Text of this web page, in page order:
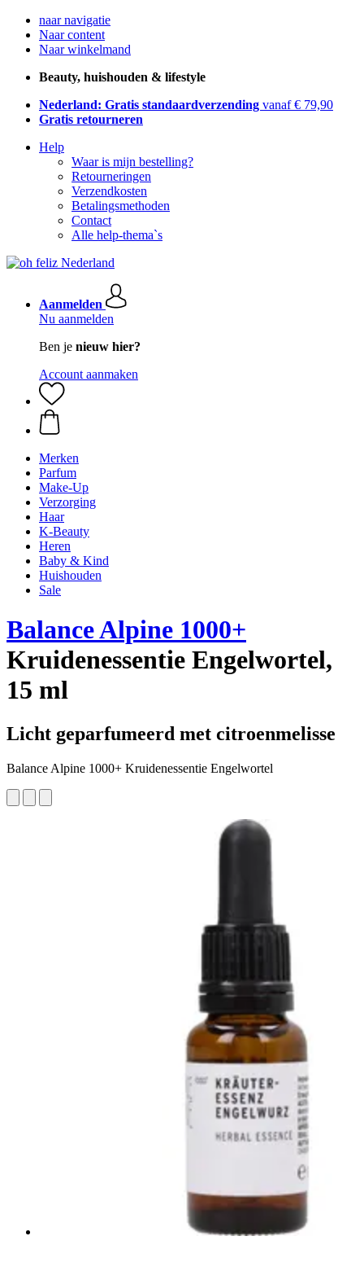
naar navigatie
Naar content
Naar winkelmand
Beauty, huishouden & lifestyle
Nederland: Gratis standaardverzending vanaf € 79,90
Gratis retourneren
Help
Waar is mijn bestelling?
Retourneringen
Verzendkosten
Betalingsmethoden
Contact
Alle help-thema`s
Aanmelden
Nu aanmelden
Ben je nieuw hier?
Account aanmaken
Merken
Parfum
Make-Up
Verzorging
Haar
K-Beauty
Heren
Baby & Kind
Huishouden
Sale
Balance Alpine 1000+
Kruidenessentie Engelwortel,
15 ml
Licht geparfumeerd met citroenmelisse
Balance Alpine 1000+ Kruidenessentie Engelwortel